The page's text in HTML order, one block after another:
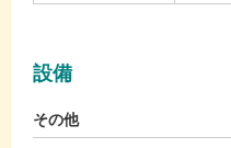
設備
その他